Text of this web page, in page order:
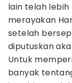
lain telah lebih
merayakan
setelah
diputuskan
Untuk
banyak